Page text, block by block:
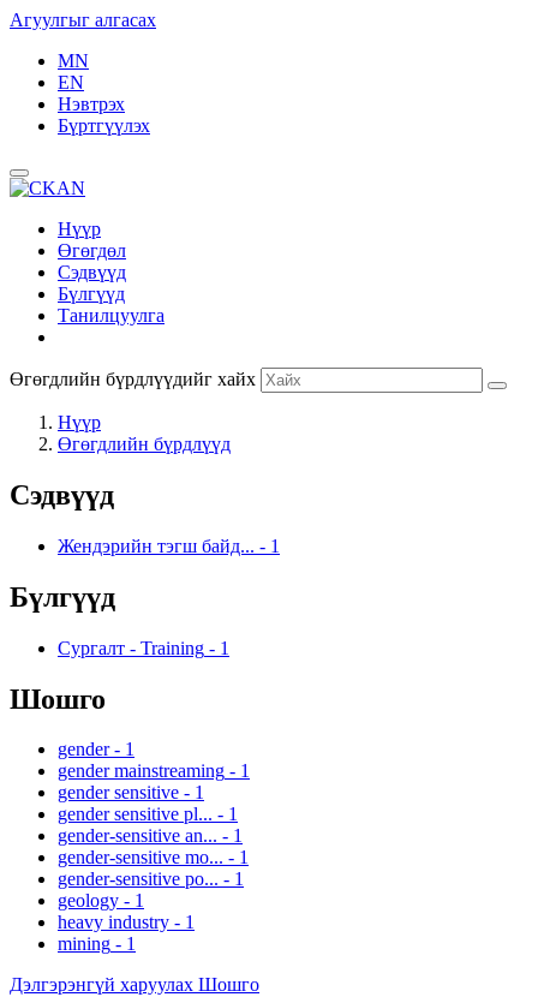
Агуулгыг алгасах
MN
EN
Нэвтрэх
Бүртгүүлэх
Нүүр
Өгөгдөл
Сэдвүүд
Бүлгүүд
Танилцуулга
Өгөгдлийн бүрдлүүдийг хайх
Нүүр
Өгөгдлийн бүрдлүүд
Сэдвүүд
Жендэрийн тэгш байд... - 1
Бүлгүүд
Сургалт - Training - 1
Шошго
gender - 1
gender mainstreaming - 1
gender sensitive - 1
gender sensitive pl... - 1
gender-sensitive an... - 1
gender-sensitive mo... - 1
gender-sensitive po... - 1
geology - 1
heavy industry - 1
mining - 1
Дэлгэрэнгүй харуулах Шошго